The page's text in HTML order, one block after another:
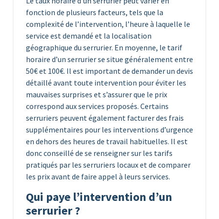
fonction de plusieurs facteurs, tels que la
complexité de l’intervention, l’heure à laquelle le
service est demandé et la localisation
géographique du serrurier. En moyenne, le tarif
horaire d’un serrurier se situe généralement entre
50€ et 100€. Il est important de demander un devis
détaillé avant toute intervention pour éviter les
mauvaises surprises et s’assurer que le prix
correspond aux services proposés. Certains
serruriers peuvent également facturer des frais
supplémentaires pour les interventions d’urgence
en dehors des heures de travail habituelles. Il est
donc conseillé de se renseigner sur les tarifs
pratiqués par les serruriers locaux et de comparer
les prix avant de faire appel à leurs services.
Qui paye l’intervention d’un
serrurier ?